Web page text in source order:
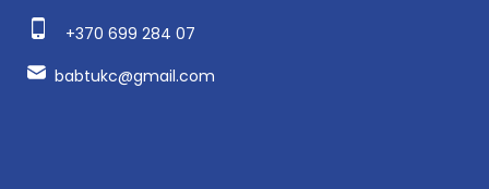
+370 699 284 07
babtukc@gmail.com